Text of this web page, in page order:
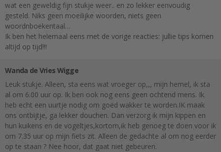
wat een geweldig fijn stukje weer.. en zo lekker eenvoudig
gesteld. Niks geen moeilijke woorden, niets geen
woordnboekentaal…
Ik ben het helemaal eens met de vorige reacties: jullie tips komen
altijd op tijd!!!
Wanda de Vries Wigge
Leuk stukje. Alleen, sta eens wat vroeger op,,, mijn hemel, ik sta
al om 6.00 uur op. Ik ben ook nog eens geen ochtend mens. Ik
heb echt een uurtje nodig om goed wakker te worden.IK maak
ons ontbijtje, ga lekker douchen. Dan verzorg ik mijn kippen en
hun kuikens en de vogeltjes,kortom,ik heb genoeg te doen voor ik
om 7.35 uur op mijn fiets zit. Alleen de gedachte al om nog eerder
op te staan ? Nee hoor, dat gaat niet gebeuren.